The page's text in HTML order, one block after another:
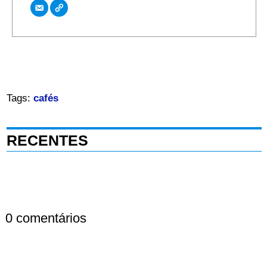
Tags: cafés
RECENTES
0 comentários